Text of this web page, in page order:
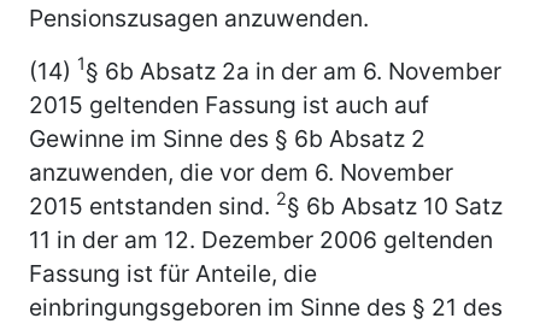
Pensionszusagen anzuwenden.
(14) 1§ 6b Absatz 2a in der am 6. November
2015 geltenden Fassung ist auch auf
Gewinne im Sinne des § 6b Absatz 2
anzuwenden, die vor dem 6. November
2015 entstanden sind. 2§ 6b Absatz 10 Satz
11 in der am 12. Dezember 2006 geltenden
Fassung ist für Anteile, die
einbringungsgeboren im Sinne des § 21 des